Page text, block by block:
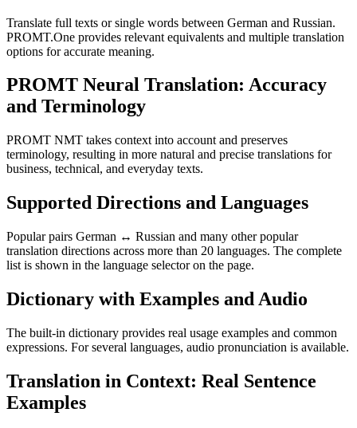
Translate full texts or single words between German and Russian.
PROMT.One provides relevant equivalents and multiple translation
options for accurate meaning.
PROMT Neural Translation: Accuracy
and Terminology
PROMT NMT takes context into account and preserves
terminology, resulting in more natural and precise translations for
business, technical, and everyday texts.
Supported Directions and Languages
Popular pairs German ↔ Russian and many other popular
translation directions across more than 20 languages. The complete
list is shown in the language selector on the page.
Dictionary with Examples and Audio
The built-in dictionary provides real usage examples and common
expressions. For several languages, audio pronunciation is available.
Translation in Context: Real Sentence
Examples